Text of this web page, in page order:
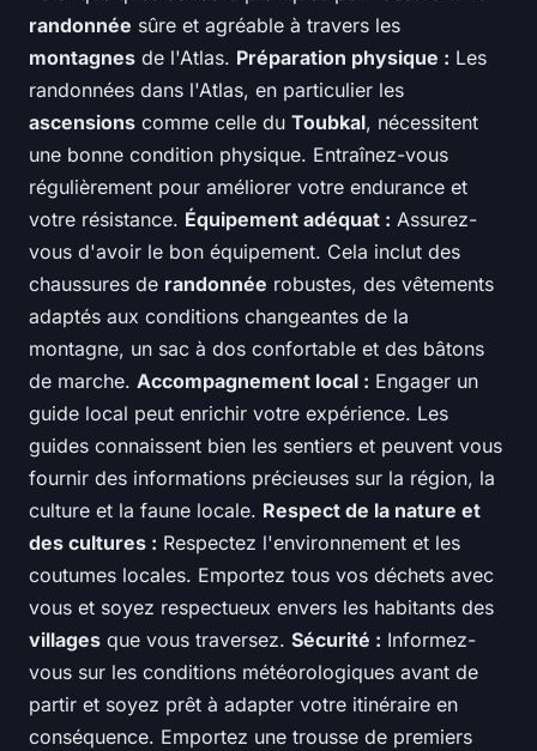
randonnée sûre et agréable à travers les
montagnes de l'Atlas. Préparation physique : Les
randonnées dans l'Atlas, en particulier les
ascensions comme celle du Toubkal, nécessitent
une bonne condition physique. Entraînez-vous
régulièrement pour améliorer votre endurance et
votre résistance. Équipement adéquat : Assurez-
vous d'avoir le bon équipement. Cela inclut des
chaussures de randonnée robustes, des vêtements
adaptés aux conditions changeantes de la
montagne, un sac à dos confortable et des bâtons
de marche. Accompagnement local : Engager un
guide local peut enrichir votre expérience. Les
guides connaissent bien les sentiers et peuvent vous
fournir des informations précieuses sur la région, la
culture et la faune locale. Respect de la nature et
des cultures : Respectez l'environnement et les
coutumes locales. Emportez tous vos déchets avec
vous et soyez respectueux envers les habitants des
villages que vous traversez. Sécurité : Informez-
vous sur les conditions météorologiques avant de
partir et soyez prêt à adapter votre itinéraire en
conséquence. Emportez une trousse de premiers